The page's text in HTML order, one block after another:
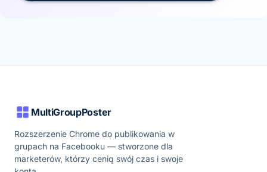
MultiGroupPoster
Rozszerzenie Chrome do publikowania w
grupach na Facebooku — stworzone dla
marketerów, którzy cenią swój czas i swoje